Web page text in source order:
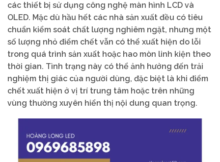
các thiết bị sử dụng công nghệ màn hình LCD và
OLED. Mặc dù hầu hết các nhà sản xuất đều có tiêu
chuẩn kiểm soát chất lượng nghiêm ngặt, nhưng một
số lượng nhỏ điểm chết vẫn có thể xuất hiện do lỗi
trong quá trình sản xuất hoặc hao mòn linh kiện theo
thời gian. Tình trạng này có thể ảnh hưởng đến trải
nghiệm thị giác của người dùng, đặc biệt là khi điểm
chết xuất hiện ở vị trí trung tâm hoặc trên những
vùng thường xuyên hiển thị nội dung quan trọng.